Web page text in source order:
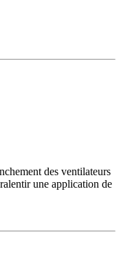
des ventilateurs
une application de